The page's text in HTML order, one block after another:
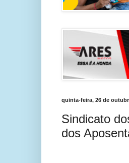
quinta-feira, 26 de
Sindicato
dos